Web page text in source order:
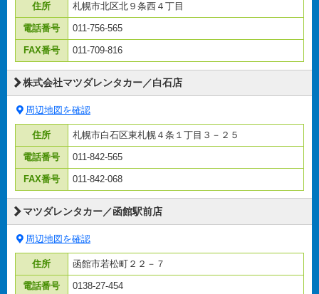
住所 札幌市北区北９条西４丁目
電話番号 011-756-565
FAX番号 011-709-816
株式会社マツダレンタカー／白石店
周辺地図を確認
住所 札幌市白石区東札幌４条１丁目３－２５
電話番号 011-842-565
FAX番号 011-842-068
マツダレンタカー／函館駅前店
周辺地図を確認
住所 函館市若松町２２－７
電話番号 0138-27-454